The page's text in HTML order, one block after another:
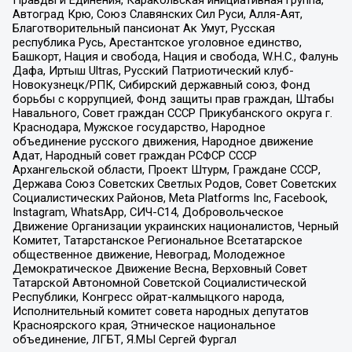
Автоград Крю, Союз Славянских Сил Руси, Алля-Аят,
Благотворительный пансионат Ак Умут, Русская
республика Русь, Арестантское уголовное единство,
Башкорт, Нация и свобода, Нация и свобода, W.H.С., Фалунь
Дафа, Иртыш Ultras, Русский Патриотический клуб-
Новокузнецк/РПК, Сибирский державный союз, Фонд
борьбы с коррупцией, Фонд защиты прав граждан, Штабы
Навального, Совет граждан СССР Прикубанского округа г.
Краснодара, Мужское государство, Народное
объединение русского движения, Народное движение
Адат, Народный совет граждан РСФСР СССР
Архангельской области, Проект Штурм, Граждане СССР,
Держава Союз Советских Светлых Родов, Совет Советских
Социалистических Районов, Meta Platforms Inc, Facebook,
Instagram, WhatsApp, СИЧ-С14, Добровольческое
Движение Организации украинских националистов, Черный
Комитет, Татарстанское Региональное Всетатарское
общественное движение, Невоград, Молодежное
Демократическое Движение Весна, Верховный Совет
Татарской Автономной Советской Социалистической
Республики, Конгресс ойрат-калмыцкого народа,
Исполнительный комитет совета народных депутатов
Красноярского края, Этническое национальное
объединение, ЛГБТ, Я.МЫ Сергей Фургал